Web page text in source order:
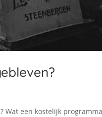
Wat een kostelijk